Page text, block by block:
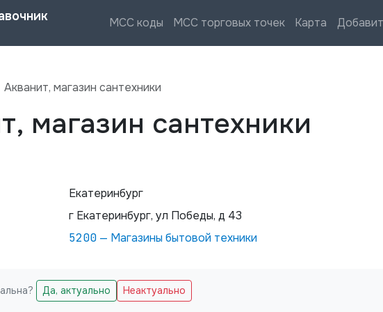
MCC коды MCC торговых точек Карта
Акванит, магазин сантехники
магазин сантехники
Екатеринбург
г Екатеринбург, ул Победы, д 43
5200 — Магазины бытовой техники
поле
Да, актуально Неактуально